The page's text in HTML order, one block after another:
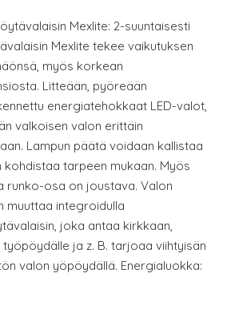
Mexlite: 2-suuntaisesti
Mexlite tekee vaikutuksen
myös korkean
Litteään, pyöreään
energiatehokkaat LED-valot,
valkoisen valon erittäin
Lampun päätä voidaan kallistaa
kohdistaa tarpeen mukaan. Myös
runko-osa on joustava. Valon
muuttaa integroidulla
joka antaa kirkkaan,
ja z. B. tarjoaa viihtyisän
valon yöpöydällä. Energialuokka: